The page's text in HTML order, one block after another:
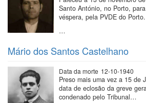
Santo António, no Porto,
véspera, pela PVDE do Porto.
…
Mário dos Santos Castelhano
Data da morte 12-10-1940
Preso mais uma vez a 15 de
data de eclosão da greve
condenado pelo Tribunal…